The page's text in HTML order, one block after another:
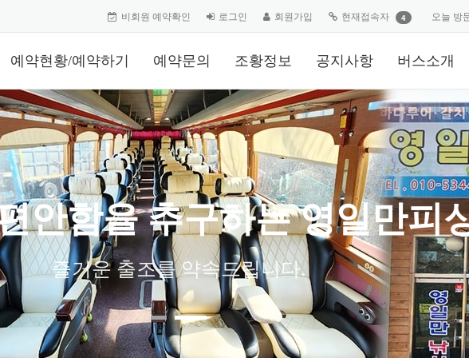
비회원 예약확인 로그인 회원가입 현재접속자 4 오늘 방
예약현황/예약하기 예약문의 조황정보 공지사항 버스소개
안함을 추구하는 영일만피
즐거운 출조를 약속드립니다.